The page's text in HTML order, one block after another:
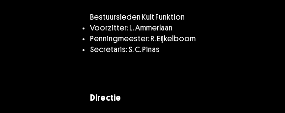
Bestuursleden Kult Funktion
Voorzitter: L. Ammerlaan
Penningmeester: R. Eijkelboom
Secretaris: S. C. Pinas
Directie